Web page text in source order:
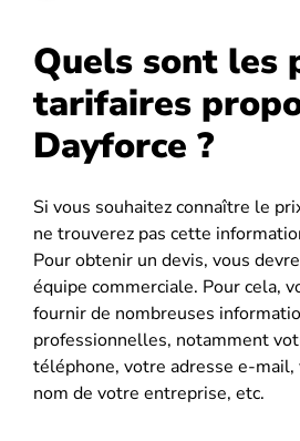
Quels sont les
tarifaires
Dayforce ?
Si vous souhaitez connaître le
ne trouverez pas cette
Pour obtenir un devis, vous
équipe commerciale. Pour cela,
fournir de nombreuses
professionnelles, notamment
téléphone, votre adresse e-
nom de votre entreprise, etc.